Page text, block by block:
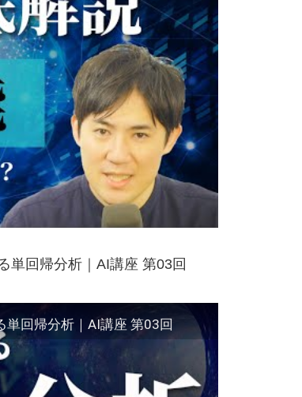
単回帰分析｜AI講座 第03回
単回帰分析｜AI講座 第03回